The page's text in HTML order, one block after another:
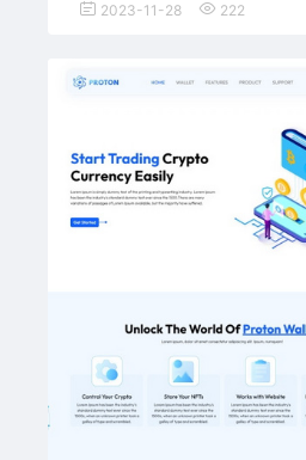
2023-11-28 222